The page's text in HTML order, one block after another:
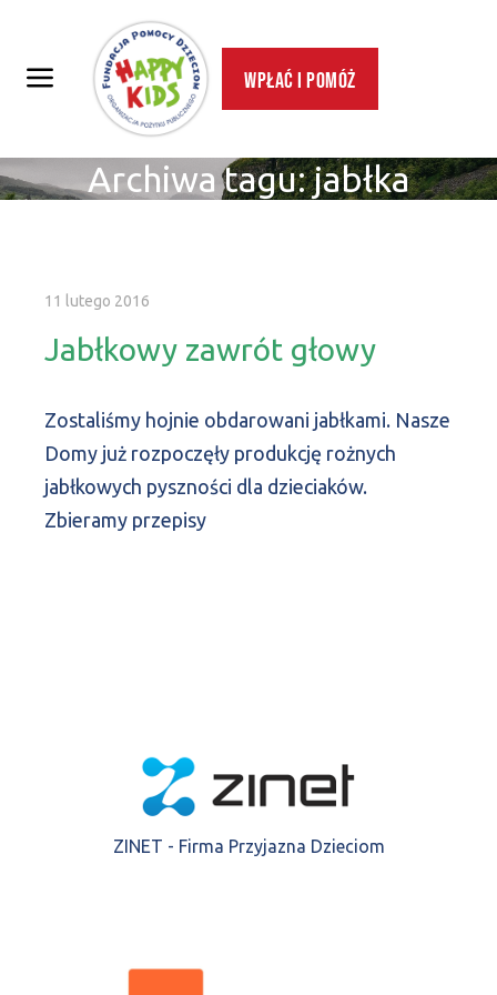
Wpłać i pomóż
Archiwa tagu:jabłka
11 lutego 2016
Jabłkowy zawrót głowy
Zostaliśmy hojnie obdarowani jabłkami. Nasze
Domy już rozpoczęły produkcję rożnych
jabłkowych pyszności dla dzieciaków.
Zbieramy przepisy
ZINET - Firma Przyjazna Dzieciom